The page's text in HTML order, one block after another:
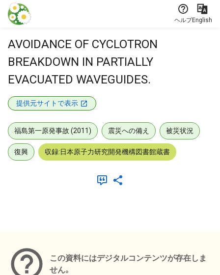
本文に飛ぶ
ヘルプEnglish
AVOIDANCE OF CYCLOTRON
BREAKDOWN IN PARTIALLY
EVACUATED WAVEGUIDES.
提供元サイトで表示
福島第一原発事故 (2011) 震災への備え 被災状況
復興 収録:日本原子力研究開発機構図書館蔵書
この資料にはデジタルコンテンツが存在しま
せん。